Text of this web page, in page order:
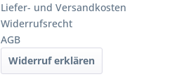
Liefer- und Versandkosten
Widerrufsrecht
AGB
Widerruf erklären